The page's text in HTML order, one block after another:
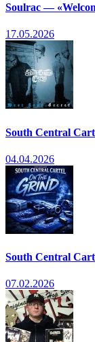
Soulrac —
17.05.2026
South Central
04.04.2026
South Central
07.02.2026